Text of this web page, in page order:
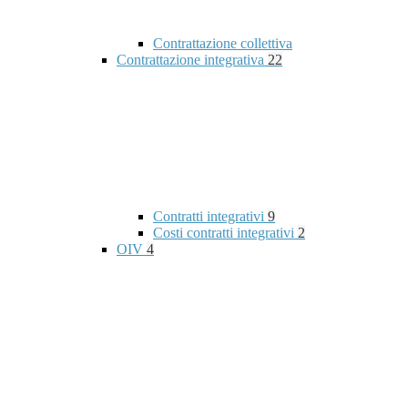
Contrattazione collettiva
Contrattazione integrativa 22
Contratti integrativi 9
Costi contratti integrativi 2
OIV 4